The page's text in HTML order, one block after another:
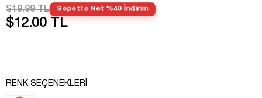
$19.99 TL Sepette Net %40 İndirim
$12.00 TL
RENK SEÇENEKLERI